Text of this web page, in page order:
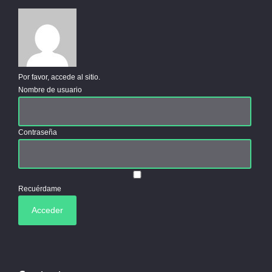
Por favor, accede al sitio.
Nombre de usuario
Contraseña
Recuérdame